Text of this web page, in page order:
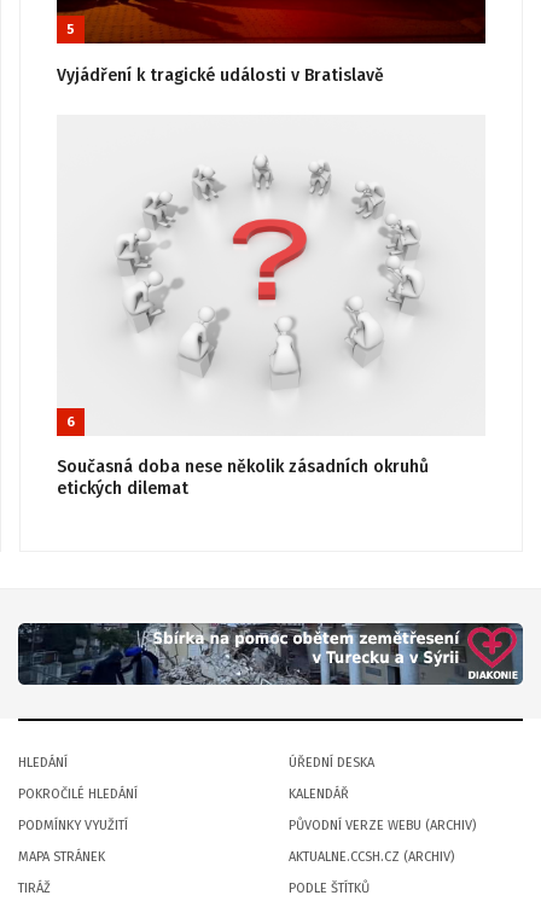
5
Vyjádření k tragické události v Bratislavě
6
Současná doba nese několik zásadních okruhů
etických dilemat
HLEDÁNÍ
POKROČILÉ HLEDÁNÍ
PODMÍNKY VYUŽITÍ
MAPA STRÁNEK
TIRÁŽ
ÚŘEDNÍ DESKA
KALENDÁŘ
PŮVODNÍ VERZE WEBU (ARCHIV)
AKTUALNE.CCSH.CZ (ARCHIV)
PODLE ŠTÍTKŮ